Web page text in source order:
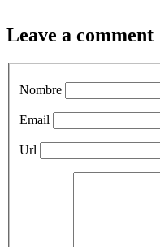
Leave a comment
Nombre
Email
Url